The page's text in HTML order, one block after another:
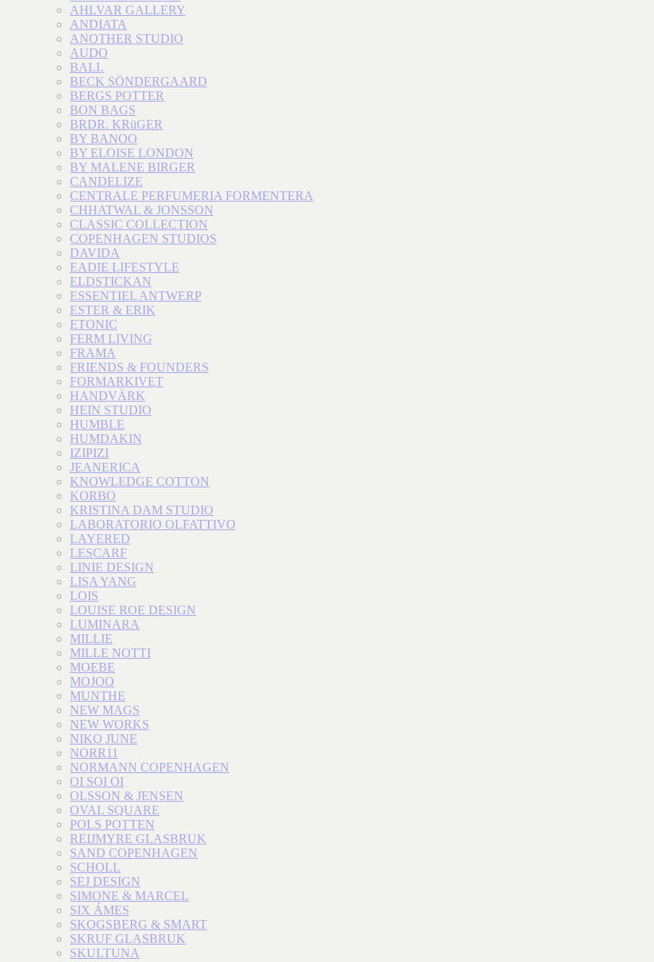
AHLVAR GALLERY
ANDIATA
ANOTHER STUDIO
AUDO
BALL
BECK SÖNDERGAARD
BERGS POTTER
BON BAGS
BRDR. KRüGER
BY BANOO
BY ELOISE LONDON
BY MALENE BIRGER
CANDELIZE
CENTRALE PERFUMERIA FORMENTERA
CHHATWAL & JONSSON
CLASSIC COLLECTION
COPENHAGEN STUDIOS
DAVIDA
EADIE LIFESTYLE
ELDSTICKAN
ESSENTIEL ANTWERP
ESTER & ERIK
ETONIC
FERM LIVING
FRAMA
FRIENDS & FOUNDERS
FORMARKIVET
HANDVÄRK
HEIN STUDIO
HUMBLE
HUMDAKIN
IZIPIZI
JEANERICA
KNOWLEDGE COTTON
KORBO
KRISTINA DAM STUDIO
LABORATORIO OLFATTIVO
LAYERED
LESCARF
LINIE DESIGN
LISA YANG
LOIS
LOUISE ROE DESIGN
LUMINARA
MILLIE
MILLE NOTTI
MOEBE
MOJOO
MUNTHE
NEW MAGS
NEW WORKS
NIKO JUNE
NORR11
NORMANN COPENHAGEN
OI SOI OI
OLSSON & JENSEN
OVAL SQUARE
POLS POTTEN
REIJMYRE GLASBRUK
SAND COPENHAGEN
SCHOLL
SEJ DESIGN
SIMONE & MARCEL
SIX ÁMES
SKOGSBERG & SMART
SKRUF GLASBRUK
SKULTUNA